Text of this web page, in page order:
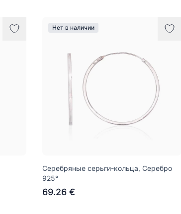
Нет в наличии
Серебряные серьги-кольца, Серебро
925°
69.26 €